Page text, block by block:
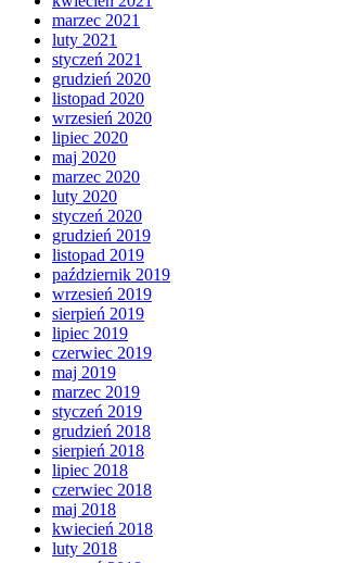
marzec 2021
luty 2021
styczeń 2021
grudzień 2020
listopad 2020
wrzesień 2020
lipiec 2020
maj 2020
marzec 2020
luty 2020
styczeń 2020
grudzień 2019
listopad 2019
październik 2019
wrzesień 2019
sierpień 2019
lipiec 2019
czerwiec 2019
maj 2019
marzec 2019
styczeń 2019
grudzień 2018
sierpień 2018
lipiec 2018
czerwiec 2018
maj 2018
kwiecień 2018
luty 2018